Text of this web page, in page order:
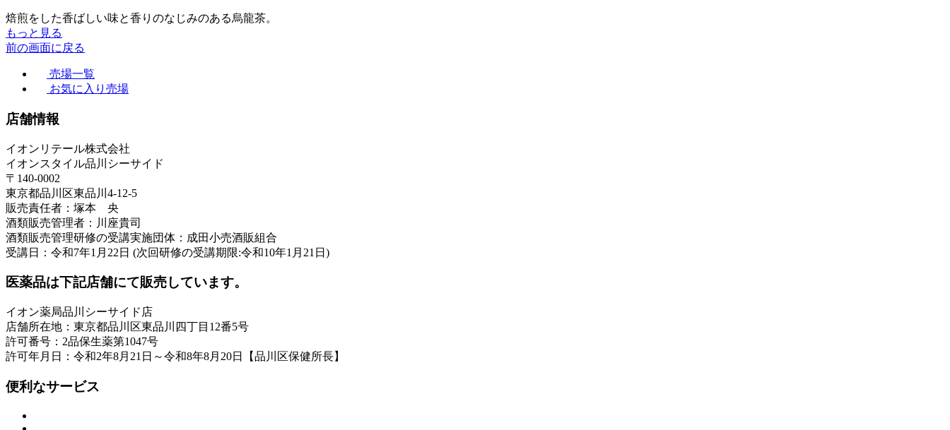
焙煎をした香ばしい味と香りのなじみのある烏龍茶。
もっと見る
前の画面に戻る
売場一覧
お気に入り売場
店舗情報
イオンリテール株式会社
イオンスタイル品川シーサイド
〒140-0002
東京都品川区東品川4-12-5
販売責任者：塚本 央
酒類販売管理者：川座貴司
酒類販売管理研修の受講実施団体：成田小売酒販組合
受講日：令和7年1月22日 (次回研修の受講期限:令和10年1月21日)
医薬品は下記店舗にて販売しています。
イオン薬局品川シーサイド店
店舗所在地：東京都品川区東品川四丁目12番5号
許可番号：2品保生薬第1047号
許可年月日：令和2年8月21日～令和8年8月20日【品川区保健所長】
便利なサービス